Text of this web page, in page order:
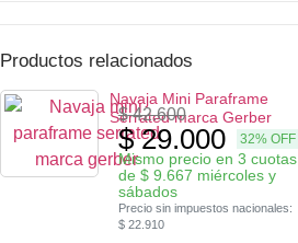
Productos relacionados
Navaja Mini Paraframe
Serrated marca Gerber
$42.600
$29.000 32% OFF
Mismo precio en 3 cuotas
de $9.667 miércoles y
sábados
Precio sin impuestos nacionales:
$22.910